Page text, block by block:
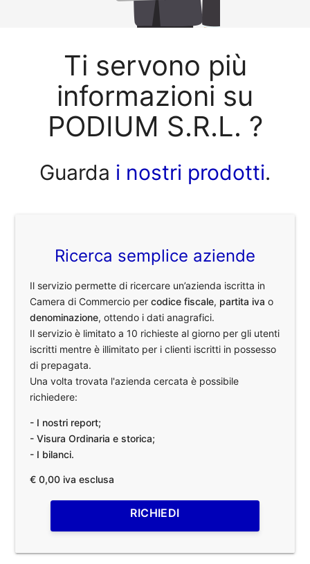
Ti servono più
informazioni su
PODIUM S.R.L. ?
Guarda i nostri prodotti.
Ricerca semplice aziende
Il servizio permette di ricercare un’azienda iscritta in
Camera di Commercio percodice fiscale, partita iva o
denominazione, ottendo i dati anagrafici.
Il servizio è limitato a 10 richieste al giorno per gli utenti
iscritti mentre è illimitato per i clienti iscritti in possesso
di prepagata.
Una volta trovata l'azienda cercata è possibile
richiedere:
- I nostri report;
- Visura Ordinaria e storica;
- I bilanci.
€ 0,00 iva esclusa
RICHIEDI